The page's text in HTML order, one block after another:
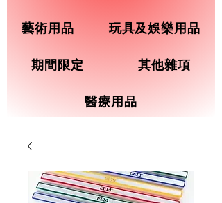
藝術用品 玩具及娛樂用品
期間限定 其他雜項
醫療用品